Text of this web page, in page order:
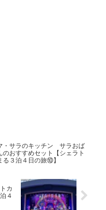
・サラのキッチン サラおば
のおすすめセット【シェラト
る３泊４日の旅⑩】
カ
４